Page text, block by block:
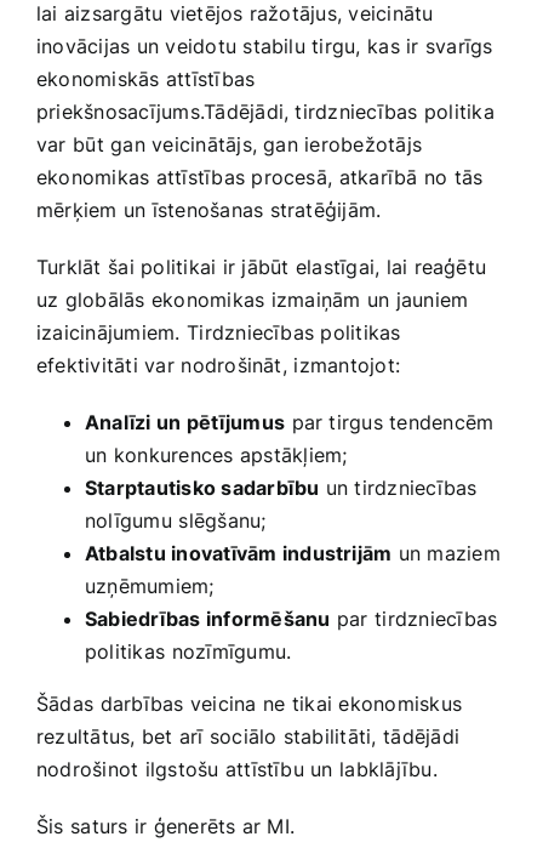
lai aizsargātu vietējos ‌ražotājus, veicinātu‌
inovācijas un veidotu stabilu tirgu,⁤ kas ir svarīgs
ekonomiskās attīstības
priekšnosacījums.Tādējādi, tirdzniecības‌ politika
‌var ⁣būt gan veicinātājs, gan ierobežotājs
ekonomikas attīstības procesā, ⁣atkarībā no ‌tās
mērķiem un īstenošanas stratēģijām.
Turklāt ⁢šai politikai ir⁤ jābūt elastīgai, ​lai reaģētu
‌uz globālās ekonomikas ⁤izmaiņām un jauniem
izaicinājumiem.⁤ Tirdzniecības politikas
efektivitāti var ⁢nodrošināt,⁤ izmantojot:
Analīzi⁢ un pētījumus ⁢par tirgus tendencēm
un⁤ konkurences ‌apstākļiem;
Starptautisko sadarbību ​un ‌tirdzniecības‌
nolīgumu⁢ slēgšanu;
Atbalstu inovatīvām industrijām ​un maziem
uzņēmumiem;
Sabiedrības informēšanu ⁣par ⁣tirdzniecības
politikas⁢ nozīmīgumu.
Šādas⁢ darbības veicina⁣ ne ⁣tikai ekonomiskus
rezultātus,‌ bet arī sociālo ‌stabilitāti,⁤ tādējādi⁢
nodrošinot ilgstošu attīstību un⁣ labklājību.
Šis⁤ saturs ‌ir ģenerēts ar MI.